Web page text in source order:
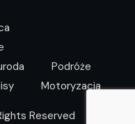
Podróże
Motoryzacja
Reserved